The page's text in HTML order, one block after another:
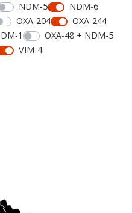
NDM-5
NDM-6
OXA-204
OXA-244
1
OXA-48 + NDM-5
VIM-4